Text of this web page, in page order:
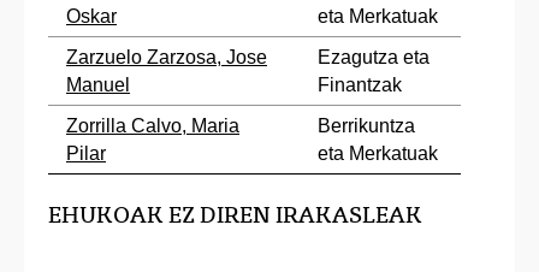
Oskar
eta Merkatuak
Zarzuelo Zarzosa, Jose
Manuel
Ezagutza eta
Finantzak
Zorrilla Calvo, Maria
Pilar
Berrikuntza
eta Merkatuak
EHUKOAK EZ DIREN IRAKASLEAK